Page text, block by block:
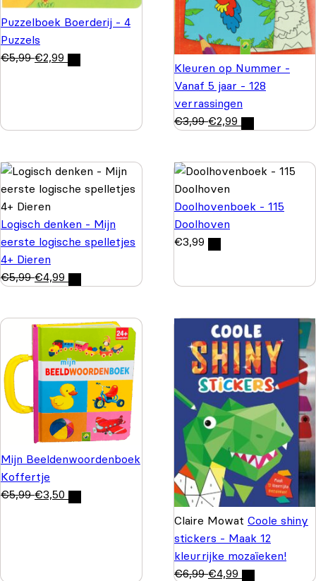
Puzzelboek Boerderij - 4
Puzzels
€5,99 €2,99
Kleuren op Nummer -
Vanaf 5 jaar - 128
verrassingen
€3,99 €2,99
Logisch denken - Mijn
eerste logische spelletjes
4+ Dieren
€5,99 €4,99
Doolhovenboek - 115
Doolhoven
€3,99
Mijn Beeldenwoordenboek
Koffertje
€5,99 €3,50
Claire Mowat Coole shiny
stickers - Maak 12
kleurrijke mozaïeken!
€6,99 €4,99